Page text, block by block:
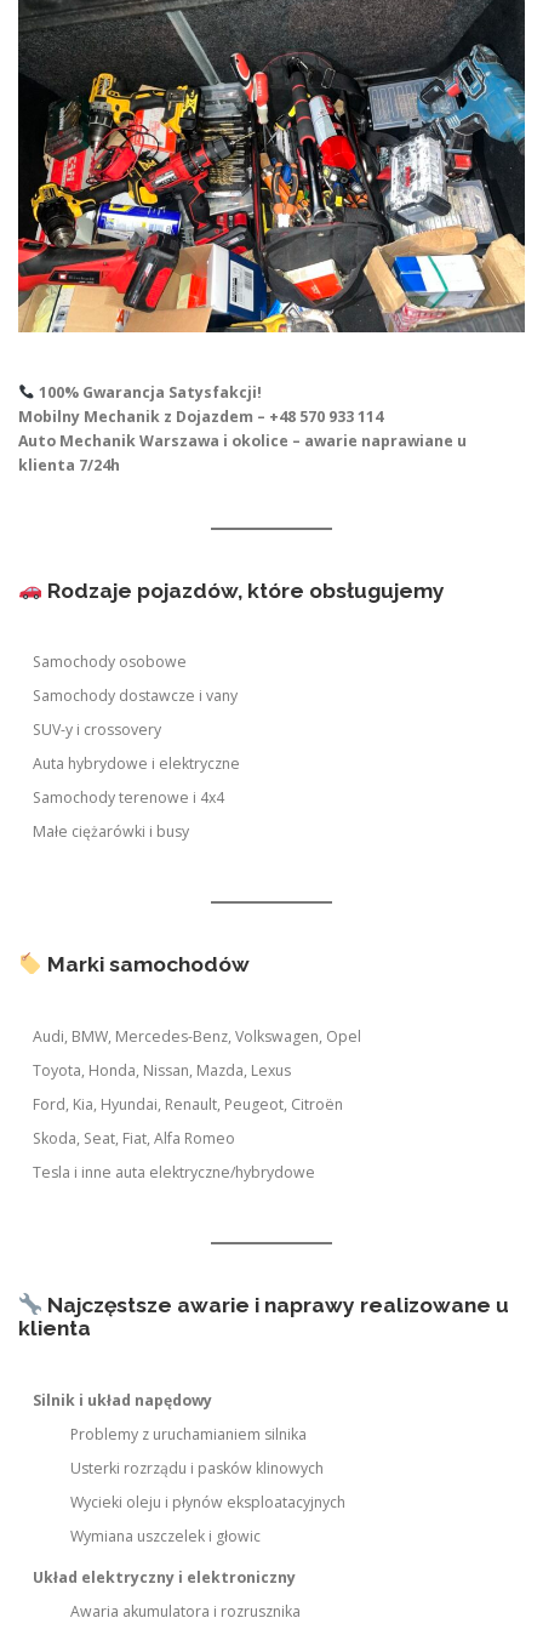
100% Gwarancja Satysfakcji!
Mobilny Mechanik z Dojazdem – +48 570 933 114
Auto Mechanik Warszawa i okolice – awarie naprawiane u
klienta 7/24h
Rodzaje pojazdów, które obsługujemy
Samochody osobowe
Samochody dostawcze i vany
SUV-y i crossovery
Auta hybrydowe i elektryczne
Samochody terenowe i 4x4
Małe ciężarówki i busy
Marki samochodów
Audi, BMW, Mercedes-Benz, Volkswagen, Opel
Toyota, Honda, Nissan, Mazda, Lexus
Ford, Kia, Hyundai, Renault, Peugeot, Citroën
Skoda, Seat, Fiat, Alfa Romeo
Tesla i inne auta elektryczne/hybrydowe
Najczęstsze awarie i naprawy realizowane u
klienta
Silnik i układ napędowy
Problemy z uruchamianiem silnika
Usterki rozrządu i pasków klinowych
Wycieki oleju i płynów eksploatacyjnych
Wymiana uszczelek i głowic
Układ elektryczny i elektroniczny
Awaria akumulatora i rozrusznika